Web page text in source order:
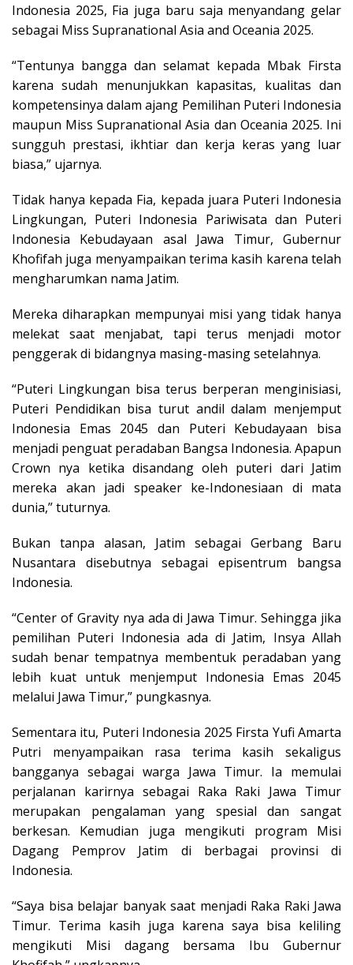
Indonesia 2025, Fia juga baru saja menyandang gelar
sebagai Miss Supranational Asia and Oceania 2025.
“Tentunya bangga dan selamat kepada Mbak Firsta
karena sudah menunjukkan kapasitas, kualitas dan
kompetensinya dalam ajang Pemilihan Puteri Indonesia
maupun Miss Supranational Asia dan Oceania 2025. Ini
sungguh prestasi, ikhtiar dan kerja keras yang luar
biasa,” ujarnya.
Tidak hanya kepada Fia, kepada juara Puteri Indonesia
Lingkungan, Puteri Indonesia Pariwisata dan Puteri
Indonesia Kebudayaan asal Jawa Timur, Gubernur
Khofifah juga menyampaikan terima kasih karena telah
mengharumkan nama Jatim.
Mereka diharapkan mempunyai misi yang tidak hanya
melekat saat menjabat, tapi terus menjadi motor
penggerak di bidangnya masing-masing setelahnya.
“Puteri Lingkungan bisa terus berperan menginisiasi,
Puteri Pendidikan bisa turut andil dalam menjemput
Indonesia Emas 2045 dan Puteri Kebudayaan bisa
menjadi penguat peradaban Bangsa Indonesia. Apapun
Crown nya ketika disandang oleh puteri dari Jatim
mereka akan jadi speaker ke-Indonesiaan di mata
dunia,” tuturnya.
Bukan tanpa alasan, Jatim sebagai Gerbang Baru
Nusantara disebutnya sebagai episentrum bangsa
Indonesia.
“Center of Gravity nya ada di Jawa Timur. Sehingga jika
pemilihan Puteri Indonesia ada di Jatim, Insya Allah
sudah benar tempatnya membentuk peradaban yang
lebih kuat untuk menjemput Indonesia Emas 2045
melalui Jawa Timur,” pungkasnya.
Sementara itu, Puteri Indonesia 2025 Firsta Yufi Amarta
Putri menyampaikan rasa terima kasih sekaligus
bangganya sebagai warga Jawa Timur. Ia memulai
perjalanan karirnya sebagai Raka Raki Jawa Timur
merupakan pengalaman yang spesial dan sangat
berkesan. Kemudian juga mengikuti program Misi
Dagang Pemprov Jatim di berbagai provinsi di
Indonesia.
“Saya bisa belajar banyak saat menjadi Raka Raki Jawa
Timur. Terima kasih juga karena saya bisa keliling
mengikuti Misi dagang bersama Ibu Gubernur